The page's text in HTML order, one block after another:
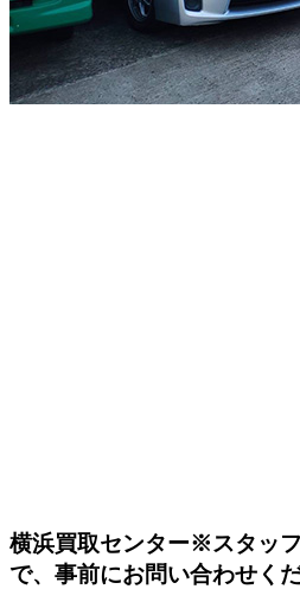
横浜買取センター※スタッ
で、事前にお問い合わせくだ